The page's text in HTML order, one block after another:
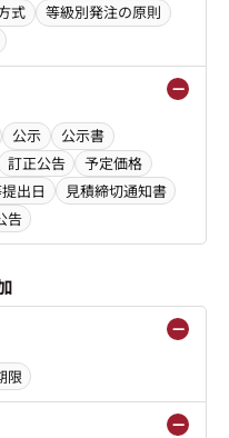
式
等級別発注の原則
公示
公示書
訂正公告
予定価格
出日
見積締切通知書
告
限